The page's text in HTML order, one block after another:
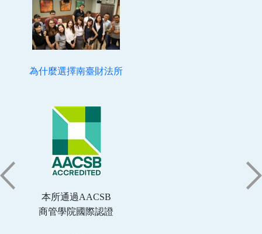
為什麼選擇南臺財法所
本所通過AACSB
商管學院國際認證